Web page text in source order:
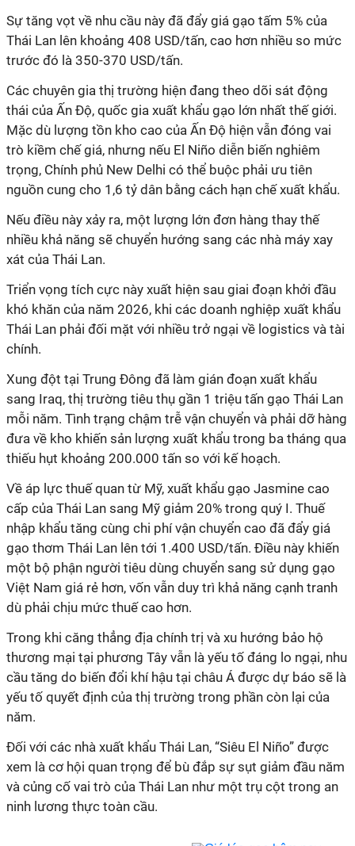
Sự tăng vọt về nhu cầu này đã đẩy giá gạo tấm 5% của
Thái Lan lên khoảng 408 USD/tấn, cao hơn nhiều so mức
trước đó là 350-370 USD/tấn.
Các chuyên gia thị trường hiện đang theo dõi sát động
thái của Ấn Độ, quốc gia xuất khẩu gạo lớn nhất thế giới.
Mặc dù lượng tồn kho cao của Ấn Độ hiện vẫn đóng vai
trò kiềm chế giá, nhưng nếu El Niño diễn biến nghiêm
trọng, Chính phủ New Delhi có thể buộc phải ưu tiên
nguồn cung cho 1,6 tỷ dân bằng cách hạn chế xuất khẩu.
Nếu điều này xảy ra, một lượng lớn đơn hàng thay thế
nhiều khả năng sẽ chuyển hướng sang các nhà máy xay
xát của Thái Lan.
Triển vọng tích cực này xuất hiện sau giai đoạn khởi đầu
khó khăn của năm 2026, khi các doanh nghiệp xuất khẩu
Thái Lan phải đối mặt với nhiều trở ngại về logistics và tài
chính.
Xung đột tại Trung Đông đã làm gián đoạn xuất khẩu
sang Iraq, thị trường tiêu thụ gần 1 triệu tấn gạo Thái Lan
mỗi năm. Tình trạng chậm trễ vận chuyển và phải dỡ hàng
đưa về kho khiến sản lượng xuất khẩu trong ba tháng qua
thiếu hụt khoảng 200.000 tấn so với kế hoạch.
Về áp lực thuế quan từ Mỹ, xuất khẩu gạo Jasmine cao
cấp của Thái Lan sang Mỹ giảm 20% trong quý I. Thuế
nhập khẩu tăng cùng chi phí vận chuyển cao đã đẩy giá
gạo thơm Thái Lan lên tới 1.400 USD/tấn. Điều này khiến
một bộ phận người tiêu dùng chuyển sang sử dụng gạo
Việt Nam giá rẻ hơn, vốn vẫn duy trì khả năng cạnh tranh
dù phải chịu mức thuế cao hơn.
Trong khi căng thẳng địa chính trị và xu hướng bảo hộ
thương mại tại phương Tây vẫn là yếu tố đáng lo ngại, nhu
cầu tăng do biến đổi khí hậu tại châu Á được dự báo sẽ là
yếu tố quyết định của thị trường trong phần còn lại của
năm.
Đối với các nhà xuất khẩu Thái Lan, “Siêu El Niño” được
xem là cơ hội quan trọng để bù đắp sự sụt giảm đầu năm
và củng cố vai trò của Thái Lan như một trụ cột trong an
ninh lương thực toàn cầu.